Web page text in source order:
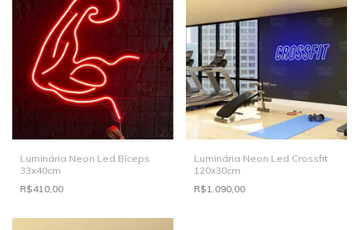
Luminária Neon Led Bíceps
33x40cm
R$410,00
Luminária Neon Led Crossfit
120x30cm
R$1.090,00